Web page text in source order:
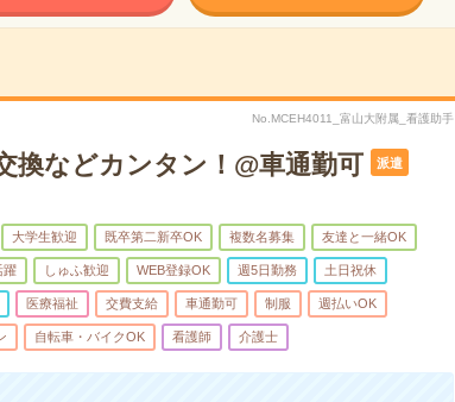
No.MCEH4011_富山大附属_看護助手
換などカンタン！@車通勤可 派遣
大学生歓迎 既卒第二新卒OK 複数名募集 友達と一緒OK
躍 しゅふ歓迎 WEB登録OK 週5日勤務 土日祝休
医療福祉 交費支給 車通勤可 制服 週払いOK
自転車・バイクOK 看護師 介護士